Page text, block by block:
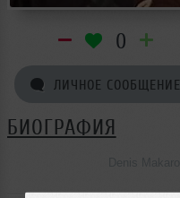
0
ЛИЧНОЕ СООБЩЕНИЕ
БИОГРАФИЯ